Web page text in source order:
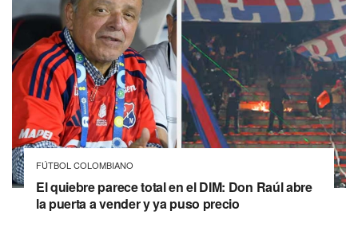
FÚTBOL COLOMBIANO
El quiebre parece total en el DIM: Don Raúl abre
la puerta a vender y ya puso precio